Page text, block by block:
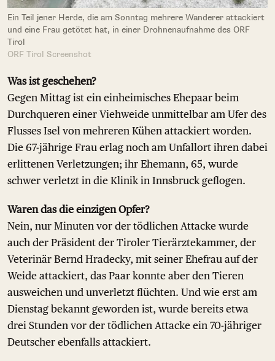
Ein Teil jener Herde, die am Sonntag mehrere Wanderer attackiert
und eine Frau getötet hat, in einer Drohnenaufnahme des ORF
Tirol
ORF Tirol Screenshot
Was ist geschehen?
Gegen Mittag ist ein einheimisches Ehepaar beim
Durchqueren einer Viehweide unmittelbar am Ufer des
Flusses Isel von mehreren Kühen attackiert worden.
Die 67-jährige Frau erlag noch am Unfallort ihren dabei
erlittenen Verletzungen; ihr Ehemann, 65, wurde
schwer verletzt in die Klinik in Innsbruck geflogen.
Waren das die einzigen Opfer?
Nein, nur Minuten vor der tödlichen Attacke wurde
auch der Präsident der Tiroler Tierärztekammer, der
Veterinär Bernd Hradecky, mit seiner Ehefrau auf der
Weide attackiert, das Paar konnte aber den Tieren
ausweichen und unverletzt flüchten. Und wie erst am
Dienstag bekannt geworden ist, wurde bereits etwa
drei Stunden vor der tödlichen Attacke ein 70-jähriger
Deutscher ebenfalls attackiert.